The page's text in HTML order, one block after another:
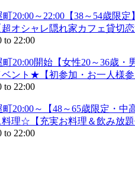
町20:00～22:00【38～54歳
オシャレ隠れ家カフェ貸切
to 22:00
町20:00開始【女性20～36歳
ベント★【初参加・お一人様
to 22:00
町20:00～【48～65歳限定・
料理☆【充実お料理＆飲み放
to 22:00